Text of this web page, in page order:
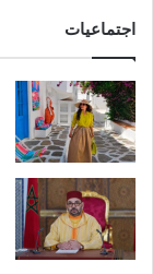
اجتماعيات